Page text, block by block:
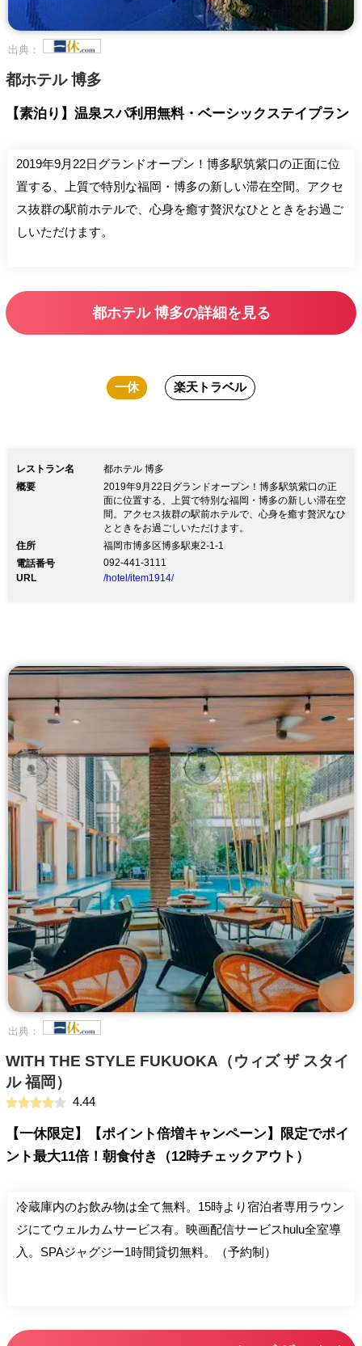
出典：
都ホテル 博多
【素泊り】温泉スパ利用無料・ベーシックステイプラン
2019年9月22日グランドオープン！博多駅筑紫口の正面に位
置する、上質で特別な福岡・博多の新しい滞在空間。アクセ
ス抜群の駅前ホテルで、心身を癒す贅沢なひとときをお過ご
しいただけます。
都ホテル 博多の詳細を見る
一休 楽天トラベル
レストラン名
都ホテル 博多
概要
2019年9月22日グランドオープン！博多駅筑紫口の正
面に位置する、上質で特別な福岡・博多の新しい滞在空
間。アクセス抜群の駅前ホテルで、心身を癒す贅沢なひ
とときをお過ごしいただけます。
住所
福岡市博多区博多駅東2-1-1
電話番号
092-441-3111
URL
/hotel/item1914/
出典：
WITH THE STYLE FUKUOKA（ウィズ ザ スタイ
ル 福岡）
4.44
【一休限定】【ポイント倍増キャンペーン】限定でポイ
ント最大11倍！朝食付き（12時チェックアウト）
冷蔵庫内のお飲み物は全て無料。15時より宿泊者専用ラウン
ジにてウェルカムサービス有。映画配信サービスhulu全室導
入。SPAジャグジー1時間貸切無料。（予約制）